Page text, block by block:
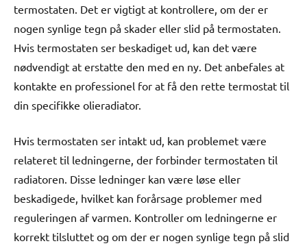
termostaten. Det er vigtigt at kontrollere, om der er
nogen synlige tegn på skader eller slid på termostaten.
Hvis termostaten ser beskadiget ud, kan det være
nødvendigt at erstatte den med en ny. Det anbefales at
kontakte en professionel for at få den rette termostat til
din specifikke olieradiator.
Hvis termostaten ser intakt ud, kan problemet være
relateret til ledningerne, der forbinder termostaten til
radiatoren. Disse ledninger kan være løse eller
beskadigede, hvilket kan forårsage problemer med
reguleringen af varmen. Kontroller om ledningerne er
korrekt tilsluttet og om der er nogen synlige tegn på slid